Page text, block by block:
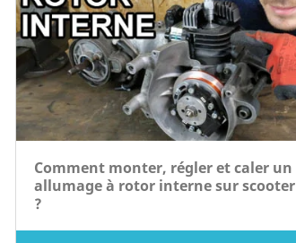
Comment monter, régler et caler un
allumage à rotor interne sur scooter
?